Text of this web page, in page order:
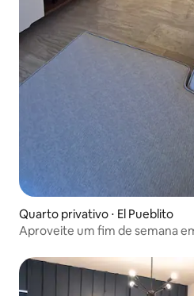
Quarto privativo ⋅ El Pueblito
Aproveite um fim de semana